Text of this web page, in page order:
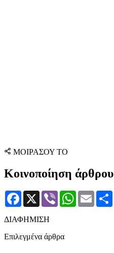
ΜΟΙΡΑΣΟΥ ΤΟ
Κοινοποίηση άρθρου
Facebook
X Viber WhatsApp
Email
ΔΙΑΦΗΜΙΣΗ
Επιλεγμένα άρθρα